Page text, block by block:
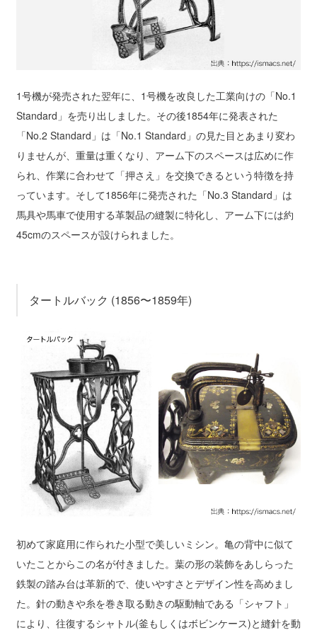
1号機が発売された翌年に、1号機を改良した工業向けの「No.1
Standard」を売り出しました。その後1854年に発表された
「No.2 Standard」は「No.1 Standard」の見た目とあまり変わ
りませんが、重量は重くなり、アーム下のスペースは広めに作
られ、作業に合わせて「押さえ」を交換できるという特徴を持
っています。そして1856年に発売された「No.3 Standard」は
馬具や馬車で使用する革製品の縫製に特化し、アーム下には約
45cmのスペースが設けられました。
タートルバック (1856〜1859年)
初めて家庭用に作られた小型で美しいミシン。亀の背中に似て
いたことからこの名が付きました。葉の形の装飾をあしらった
鉄製の踏み台は革新的で、使いやすさとデザイン性を高めまし
た。針の動きや糸を巻き取る動きの駆動軸である「シャフト」
により、往復するシャトル(釜もしくはボビンケース)と縫針を動